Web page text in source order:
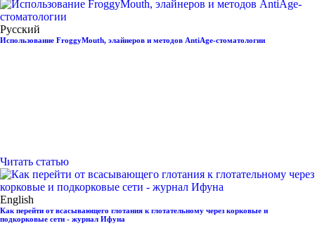
Русский
Использование FroggyMouth, элайнеров и методов AntiAge-стоматологии
Читать статью
English
Как перейти от всасывающего глотания к глотательному через корковые и
подкорковые сети - журнал Ифуна